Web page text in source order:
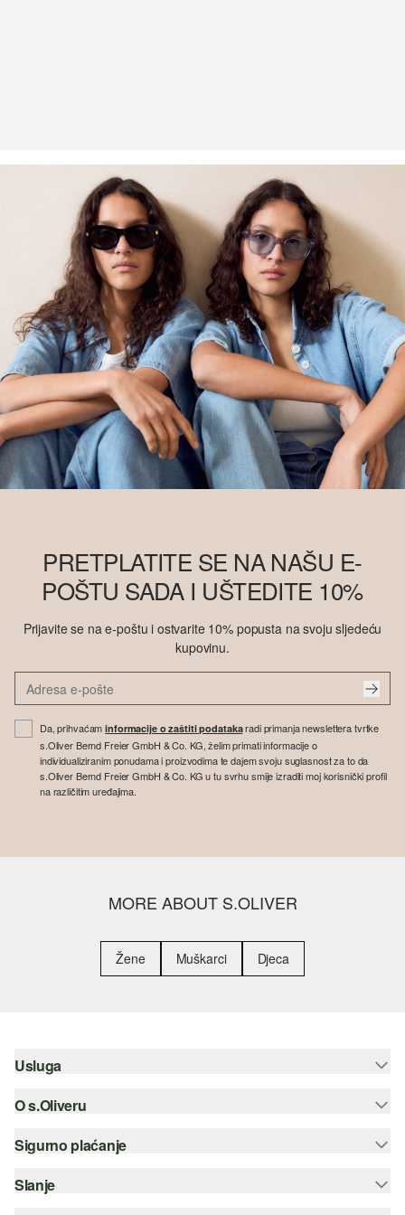
PRETPLATITE SE NA NAŠU E-
POŠTU SADA I UŠTEDITE 10%
Prijavite se na e-poštu i ostvarite 10% popusta na svoju sljedeću
kupovinu.
Da, prihvaćaminformacije o zaštiti podatakaradi primanja newslettera tvrtke
s.Oliver Bernd Freier GmbH & Co. KG, želim primati informacije o
individualiziranim ponudama i proizvodima te dajem svoju suglasnost za to da
s.Oliver Bernd Freier GmbH & Co. KG u tu svrhu smije izraditi moj korisnički profil
na različitim uređajima.
MORE ABOUT S.OLIVER
Žene Muškarci Djeca
Usluga
Pomoć i česta pitanja
Savjetovanje o veličinama
Odjeća
O s.Oliveru
Newsletter
s.Oliver Group
Sigurno plaćanje
Kreditna kartica
Slanje